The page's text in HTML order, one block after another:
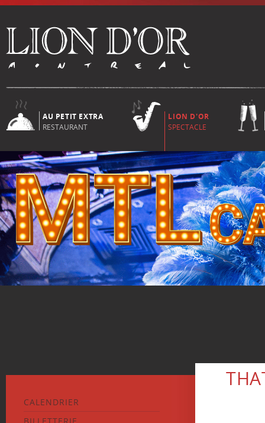
AU PETIT EXTRA
RESTAURANT
LION D'OR
SPECTACLE
CALENDRIER